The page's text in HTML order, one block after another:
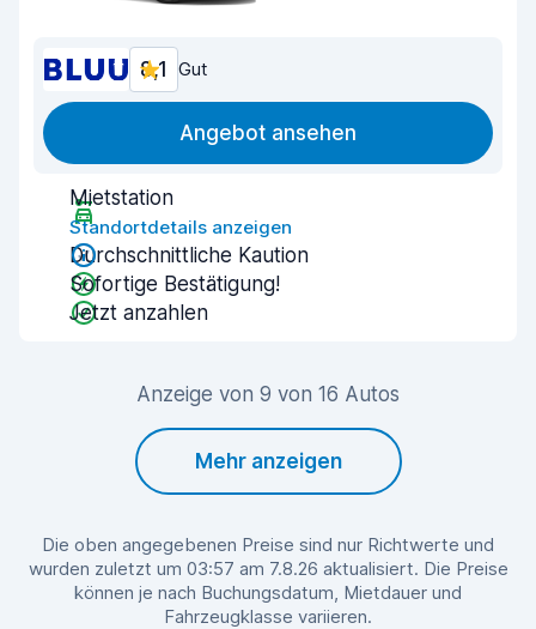
8,1 Gut
Angebot ansehen
Mietstation
Standortdetails anzeigen
Durchschnittliche Kaution
Sofortige Bestätigung!
Jetzt anzahlen
Anzeige von 9 von 16 Autos
Mehr anzeigen
Die oben angegebenen Preise sind nur Richtwerte und
wurden zuletzt um 03:57 am 7.8.26 aktualisiert. Die Preise
können je nach Buchungsdatum, Mietdauer und
Fahrzeugklasse variieren.